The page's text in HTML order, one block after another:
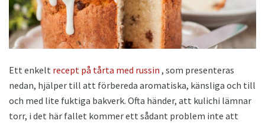
Ett enkelt recept på tårta med russin , som presenteras
nedan, hjälper till att förbereda aromatiska, känsliga och till
och med lite fuktiga bakverk. Ofta händer, att kulichi lämnar
torr, i det här fallet kommer ett sådant problem inte att